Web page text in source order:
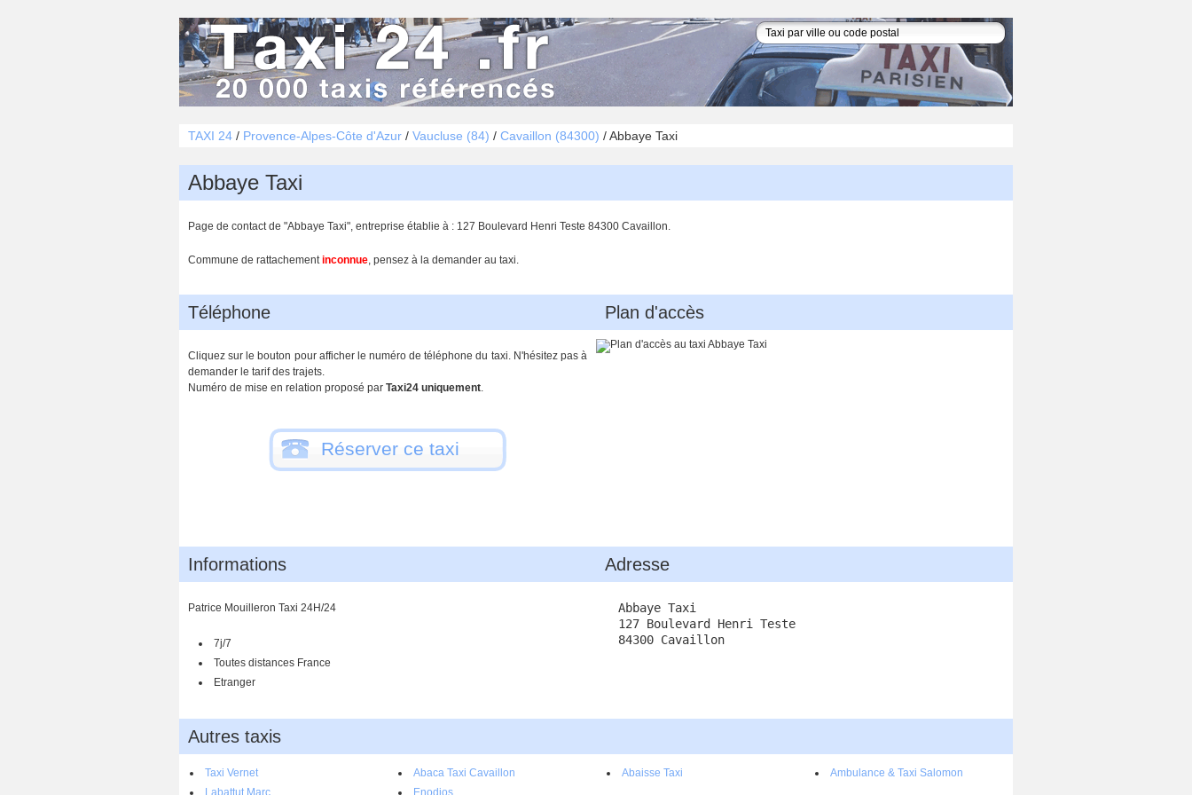
TAXI 24 / Provence-Alpes-Côte d'Azur / Vaucluse (84) / Cavaillon (84300) /Abbaye Taxi
Abbaye Taxi
Page de contact de "Abbaye Taxi", entreprise établie à : 127 Boulevard Henri Teste 84300 Cavaillon.
Commune de rattachementinconnue, pensez à la demander au taxi.
Téléphone
Cliquez sur le bouton pour afficher le numéro de téléphone du taxi. N'hésitez pas à
demander le tarif des trajets.
Numéro de mise en relation proposé par Taxi24 uniquement.
Réserver ce taxi
Plan d'accès
Informations
Patrice Mouilleron Taxi 24H/24
7j/7
Toutes distances France
Etranger
Adresse
Abbaye Taxi
127 Boulevard Henri Teste
84300 Cavaillon
Autres taxis
Taxi Vernet Abaca Taxi Cavaillon Abaisse Taxi
Ambulance & Taxi Salomon
Labattut Marc
Enodios